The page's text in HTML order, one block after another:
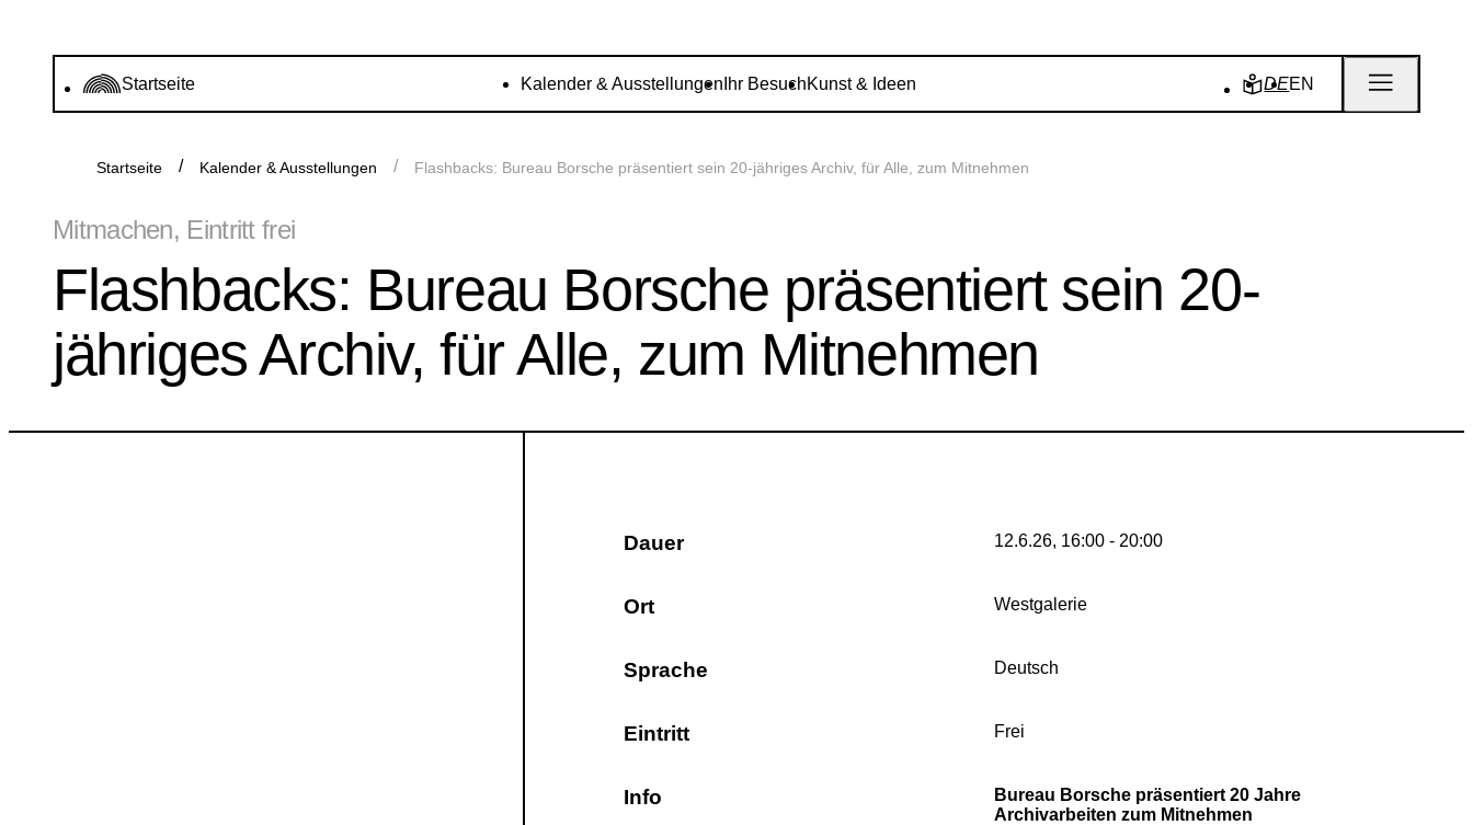
Startseite Kalender & Ausstellungen Ihr BesuchKunst & Ideen DEEN
Startseite Kalender & Ausstellungen Flashbacks: Bureau Borsche präsentiert sein 20-jähriges Archiv, für Alle, zum Mitnehmen
Mitmachen, Eintritt frei
Flashbacks: Bureau Borsche präsentiert sein 20-
jähriges Archiv, für Alle, zum Mitnehmen
Dauer 12.6.26, 16:00 - 20:00
Ort Westgalerie
Sprache Deutsch
Eintritt Frei
Info
Bureau Borsche präsentiert 20 Jahre
Archivarbeiten zum Mitnehmen